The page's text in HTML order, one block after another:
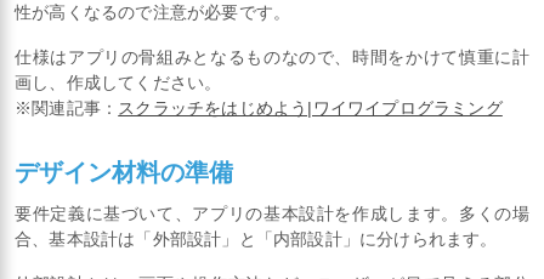
性が高くなるので注意が必要です。
仕様はアプリの骨組みとなるものなので、時間をかけて慎重に計
画し、作成してください。
※関連記事： スクラッチをはじめよう|ワイワイプログラミング
デザイン材料の準備
要件定義に基づいて、アプリの基本設計を作成します。多くの場
合、基本設計は「外部設計」と「内部設計」に分けられます。